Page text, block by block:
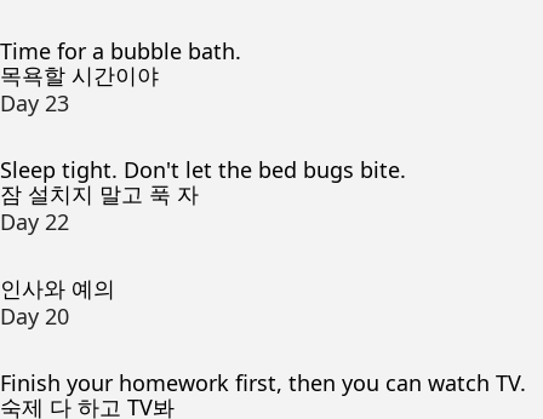
Time for a bubble bath.
목욕할 시간이야
Day 23
Sleep tight. Don't let the bed bugs bite.
잠 설치지 말고 푹 자
Day 22
인사와 예의
Day 20
Finish your homework first, then you can watch TV.
숙제 다 하고 TV봐